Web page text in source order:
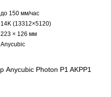
до 150 мм/час
14K (13312×5120)
223 × 126 мм
Anycubic